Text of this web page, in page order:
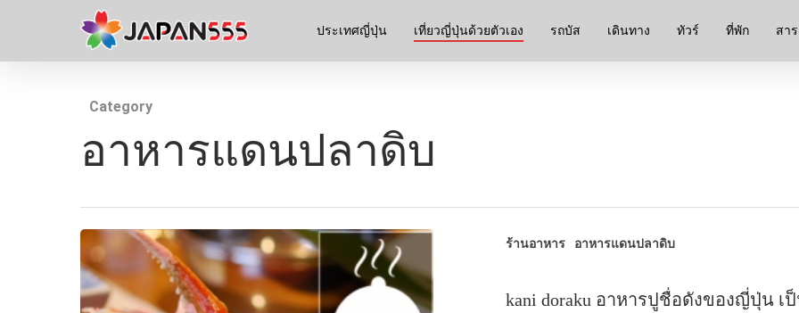
ประเทศญี่ปุ่น เที่ยวญี่ปุ่นด้วยตัวเอง รถบัส เดินทาง ทัวร์ ที่พัก สา
Category
อาหารแดนปลาดิบ
ร้านอาหาร อาหารแดนปลาดิบ
kani doraku อาหารปูชื่อดังของญี่ปุ่น